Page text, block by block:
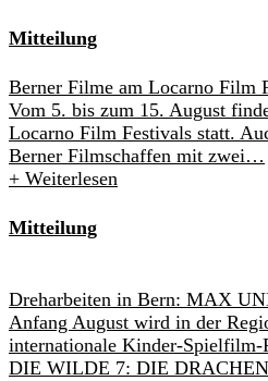
Mitteilung
Berner Filme am Locarno Film
Vom 5. bis zum 15. August
Locarno Film Festivals statt.
Berner Filmschaffen mit zwei…
+ Weiterlesen
Mitteilung
Dreharbeiten in Bern: MAX
Anfang August wird in der
internationale Kinder-
DIE WILDE 7: DIE